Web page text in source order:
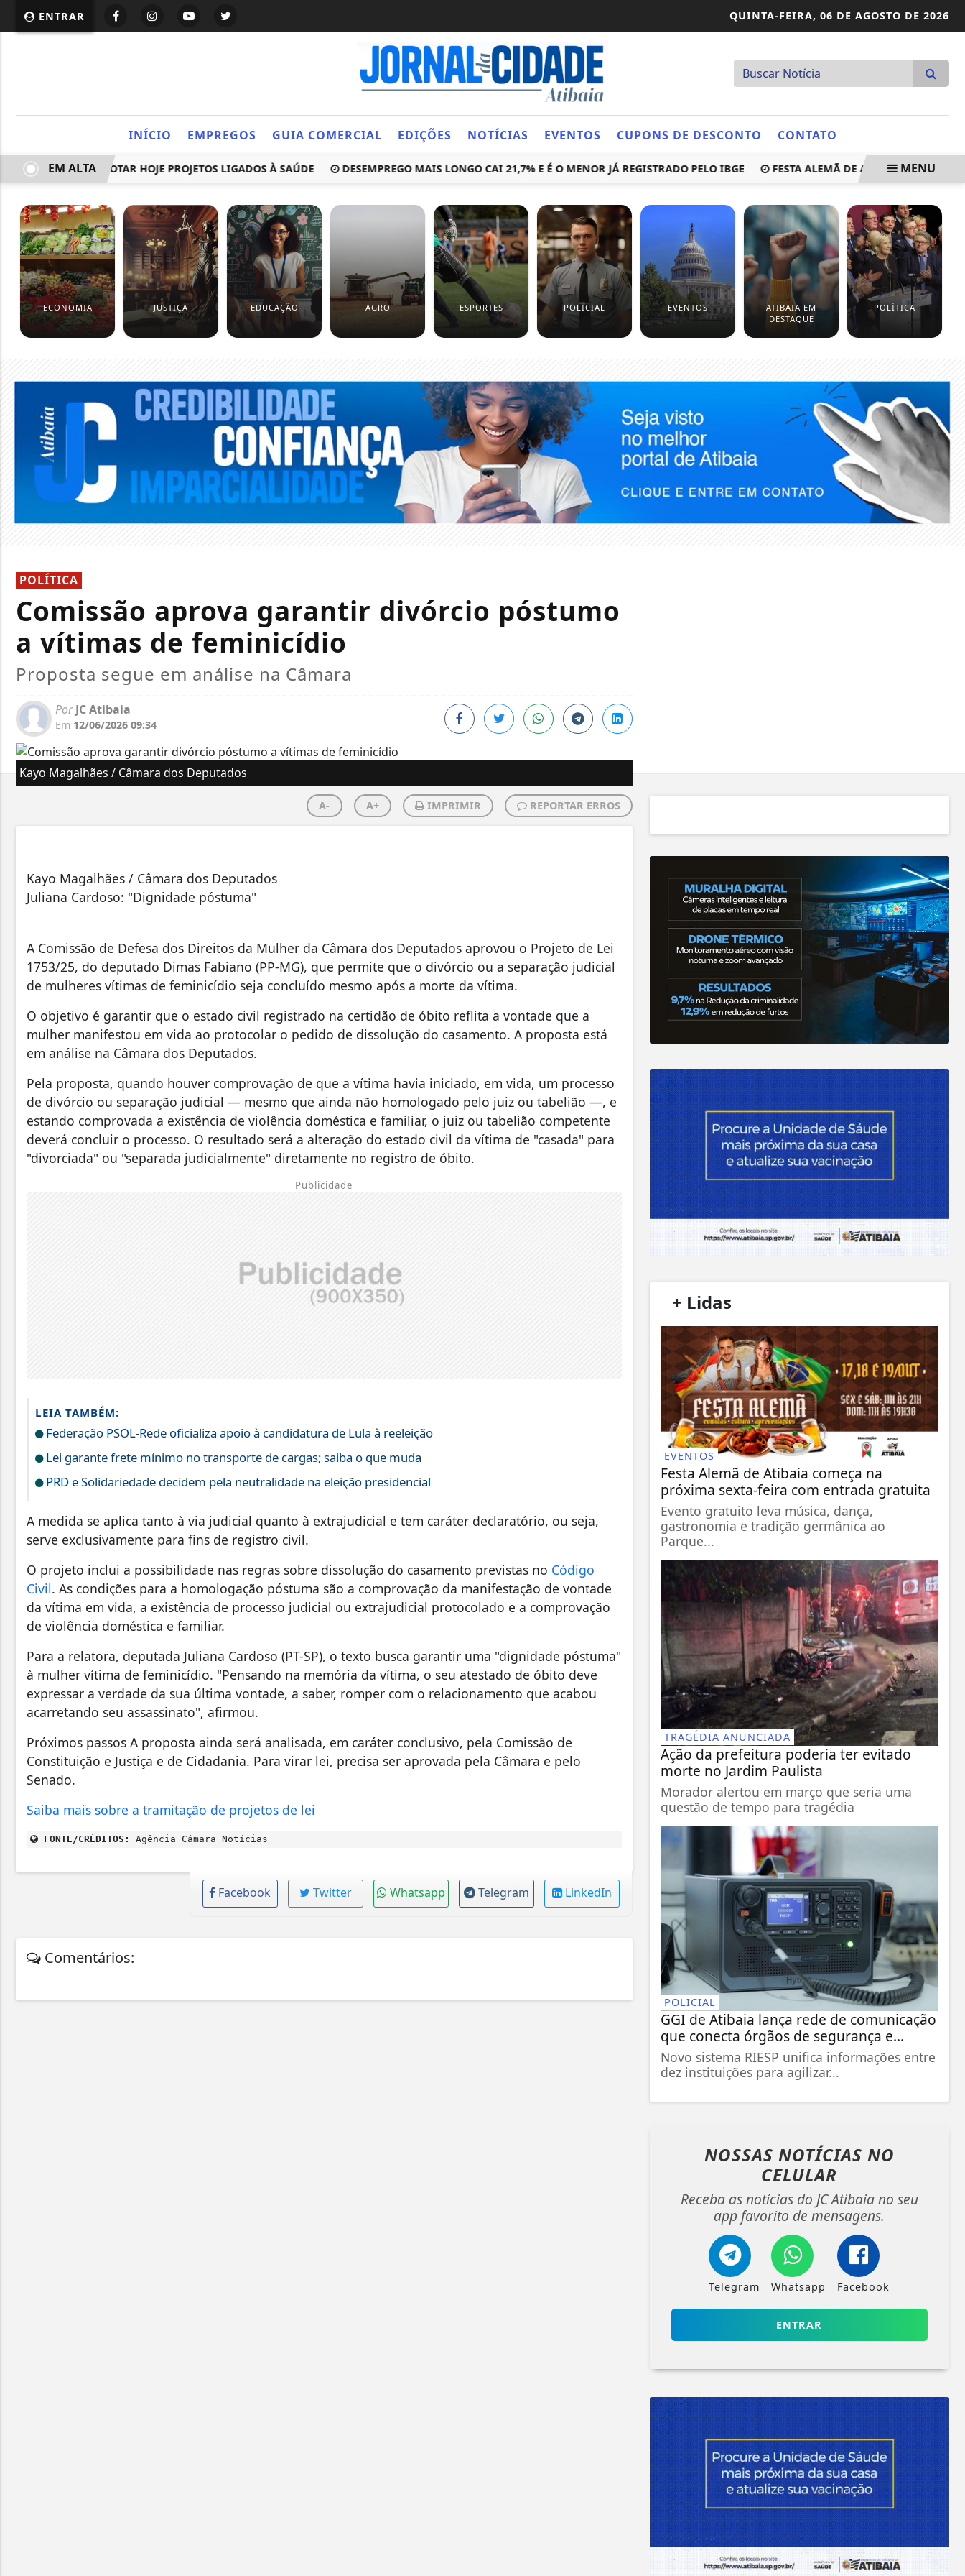
ENTRAR QUINTA-FEIRA, 06 DE AGOSTO DE 2026
INÍCIO EMPREGOS GUIA COMERCIAL EDIÇÕES NOTÍCIAS EVENTOS CUPONS DE DESCONTO CONTATO
PODE VOTAR HOJE PROJETOS LIGADOS À SAÚDE DESEMPREGO MAIS LONGO CAI 21,7% E É O MENOR JÁ REGISTRADO PELO IBGE FESTA ALEMÃ DE ATIBAIA COMEÇA NA
EM ALTA MENU
ECONOMIA JUSTIÇA EDUCAÇÃO AGRO ESPORTES POLICIAL EVENTOS
ATIBAIA EM
DESTAQUE
POLÍTICA
POLÍTICA
Comissão aprova garantir divórcio póstumo
a vítimas de feminicídio
Proposta segue em análise na Câmara
PorJC Atibaia
Em 12/06/2026 09:34
Kayo Magalhães / Câmara dos Deputados
A- A+ IMPRIMIR REPORTAR ERROS
Kayo Magalhães / Câmara dos Deputados
Juliana Cardoso: "Dignidade póstuma"
A Comissão de Defesa dos Direitos da Mulher da Câmara dos Deputados aprovou o Projeto de Lei
1753/25, do deputado Dimas Fabiano (PP-MG), que permite que o divórcio ou a separação judicial
de mulheres vítimas de feminicídio seja concluído mesmo após a morte da vítima.
O objetivo é garantir que o estado civil registrado na certidão de óbito reflita a vontade que a
mulher manifestou em vida ao protocolar o pedido de dissolução do casamento. A proposta está
em análise na Câmara dos Deputados.
Pela proposta, quando houver comprovação de que a vítima havia iniciado, em vida, um processo
de divórcio ou separação judicial — mesmo que ainda não homologado pelo juiz ou tabelião —, e
estando comprovada a existência de violência doméstica e familiar, o juiz ou tabelião competente
deverá concluir o processo. O resultado será a alteração do estado civil da vítima de "casada" para
"divorciada" ou "separada judicialmente" diretamente no registro de óbito.
Publicidade
LEIA TAMBÉM:
Federação PSOL-Rede oficializa apoio à candidatura de Lula à reeleição
Lei garante frete mínimo no transporte de cargas; saiba o que muda
PRD e Solidariedade decidem pela neutralidade na eleição presidencial
A medida se aplica tanto à via judicial quanto à extrajudicial e tem caráter declaratório, ou seja,
serve exclusivamente para fins de registro civil.
O projeto inclui a possibilidade nas regras sobre dissolução do casamento previstas no Código
Civil. As condições para a homologação póstuma são a comprovação da manifestação de vontade
da vítima em vida, a existência de processo judicial ou extrajudicial protocolado e a comprovação
de violência doméstica e familiar.
Para a relatora, deputada Juliana Cardoso (PT-SP), o texto busca garantir uma "dignidade póstuma"
à mulher vítima de feminicídio. "Pensando na memória da vítima, o seu atestado de óbito deve
expressar a verdade da sua última vontade, a saber, romper com o relacionamento que acabou
acarretando seu assassinato", afirmou.
Próximos passos A proposta ainda será analisada, em caráter conclusivo, pela Comissão de
Constituição e Justiça e de Cidadania. Para virar lei, precisa ser aprovada pela Câmara e pelo
Senado.
Saiba mais sobre a tramitação de projetos de lei
FONTE/CRÉDITOS: Agência Câmara Notícias
Facebook Twitter Whatsapp Telegram LinkedIn
Comentários:
+ Lidas
EVENTOS
Festa Alemã de Atibaia começa na
próxima sexta-feira com entrada gratuita
Evento gratuito leva música, dança,
gastronomia e tradição germânica ao
Parque...
TRAGÉDIA ANUNCIADA
Ação da prefeitura poderia ter evitado
morte no Jardim Paulista
Morador alertou em março que seria uma
questão de tempo para tragédia
POLICIAL
GGI de Atibaia lança rede de comunicação
que conecta órgãos de segurança e...
Novo sistema RIESP unifica informações entre
dez instituições para agilizar...
NOSSAS NOTÍCIAS NO
CELULAR
Receba as notícias do JC Atibaia no seu
app favorito de mensagens.
Telegram Whatsapp Facebook
ENTRAR